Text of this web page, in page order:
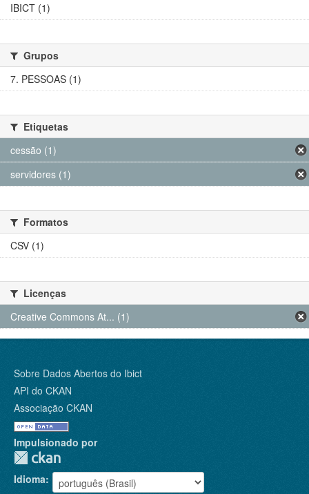
IBICT (1)
Grupos
7. PESSOAS (1)
Etiquetas
cessão (1)
servidores (1)
Formatos
CSV (1)
Licenças
Creative Commons At... (1)
Sobre Dados Abertos do Ibict
API do CKAN
Associação CKAN
Impulsionado por
Idioma